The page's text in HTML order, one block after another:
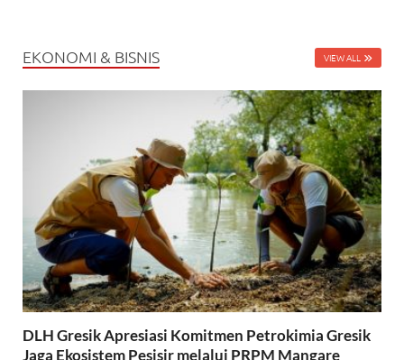
EKONOMI & BISNIS VIEW ALL
DLH Gresik Apresiasi Komitmen Petrokimia Gresik
Jaga Ekosistem Pesisir melalui PRPM Mangare